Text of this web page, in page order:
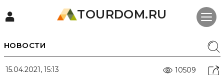
TOURDOM.RU
НОВОСТИ
15.04.2021, 15:13 10509